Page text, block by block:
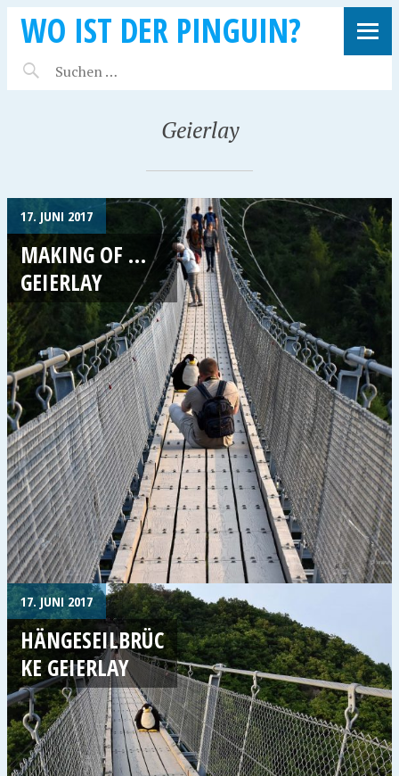
WO IST DER PINGUIN?
Geierlay
17. JUNI 2017
MAKING OF …
GEIERLAY
17. JUNI 2017
HÄNGESEILBRÜC
KE GEIERLAY